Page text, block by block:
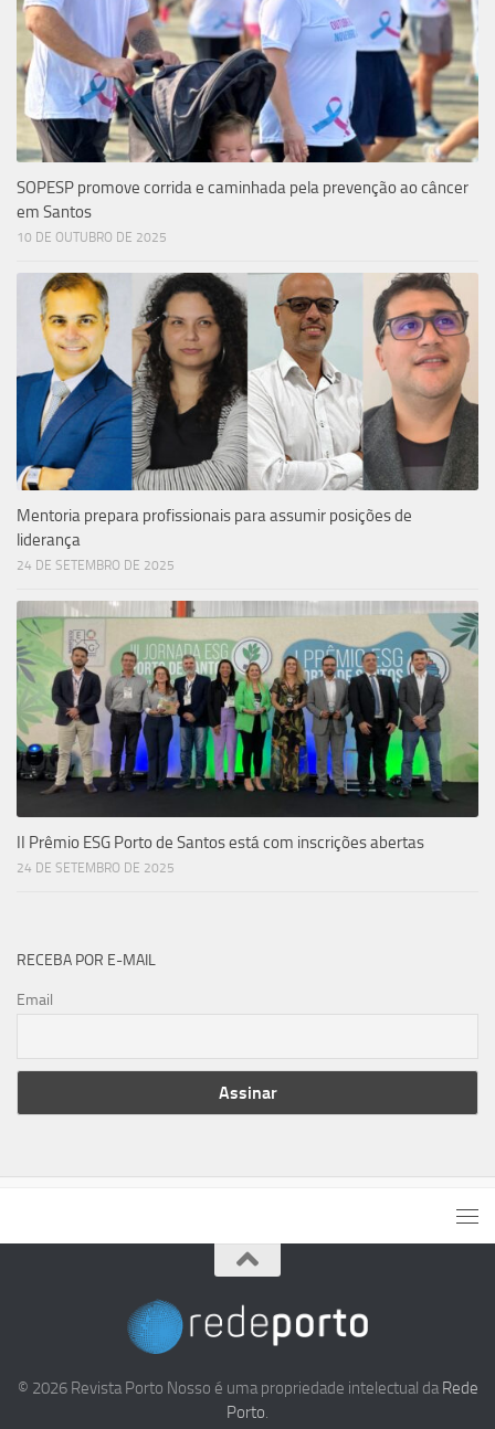
SOPESP promove corrida e caminhada pela prevenção ao câncer
em Santos
10 DE OUTUBRO DE 2025
Mentoria prepara profissionais para assumir posições de
liderança
24 DE SETEMBRO DE 2025
II Prêmio ESG Porto de Santos está com inscrições abertas
24 DE SETEMBRO DE 2025
RECEBA POR E-MAIL
Email
© 2026 Revista Porto Nosso é uma propriedade intelectual da Rede
Porto.